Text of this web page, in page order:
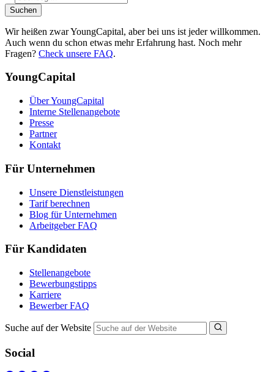
Suchen
Wir heißen zwar YoungCapital, aber bei uns ist jeder willkommen.
Auch wenn du schon etwas mehr Erfahrung hast. Noch mehr
Fragen? Check unsere FAQ.
YoungCapital
Über YoungCapital
Interne Stellenangebote
Presse
Partner
Kontakt
Für Unternehmen
Unsere Dienstleistungen
Tarif berechnen
Blog für Unternehmen
Arbeitgeber FAQ
Für Kandidaten
Stellenangebote
Bewerbungstipps
Karriere
Bewerber FAQ
Suche auf der Website
Social